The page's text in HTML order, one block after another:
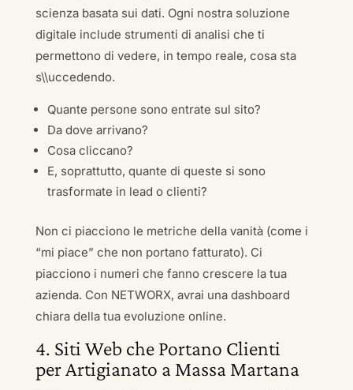
scienza basata sui dati. Ogni nostra soluzione
digitale include strumenti di analisi che ti
permettono di vedere, in tempo reale, cosa sta
s\\uccedendo.
Quante persone sono entrate sul sito?
Da dove arrivano?
Cosa cliccano?
E, soprattutto, quante di queste si sono
trasformate in lead o clienti?
Non ci piacciono le metriche della vanità (come i
“mi piace” che non portano fatturato). Ci
piacciono i numeri che fanno crescere la tua
azienda. Con NETWORX, avrai una dashboard
chiara della tua evoluzione online.
4. Siti Web che Portano Clienti
per Artigianato a Massa Martana